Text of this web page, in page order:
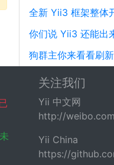
你们说 Yii3 还能出
狗群主你来看看刷
关注我们
Yii 中文网
http://
Yii China
https://